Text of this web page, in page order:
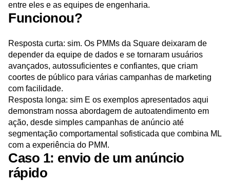
entre eles e as equipes de engenharia.
Funcionou?
Resposta curta: sim. Os PMMs da Square deixaram de
depender da equipe de dados e se tornaram usuários
avançados, autossuficientes e confiantes, que criam
coortes de público para várias campanhas de marketing
com facilidade.
Resposta longa: sim E os exemplos apresentados aqui
demonstram nossa abordagem de autoatendimento em
ação, desde simples campanhas de anúncio até
segmentação comportamental sofisticada que combina ML
com a experiência do PMM.
Caso 1: envio de um anúncio
rápido